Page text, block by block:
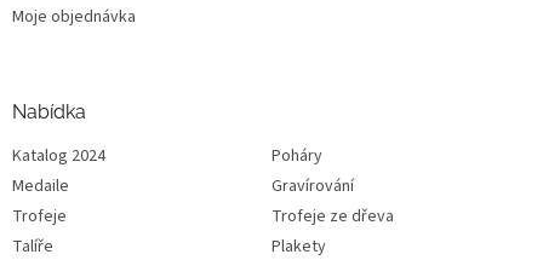
Moje objednávka
Nabídka
Katalog 2024
Poháry
Medaile
Gravírování
Trofeje
Trofeje ze dřeva
Talíře
Plakety